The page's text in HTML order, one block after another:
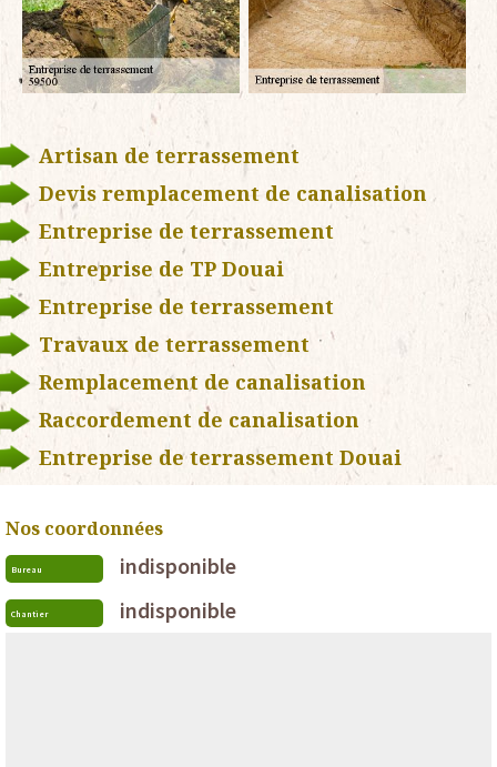
Artisan de terrassement
Devis remplacement de canalisation
Entreprise de terrassement
Entreprise de TP Douai
Entreprise de terrassement
Travaux de terrassement
Remplacement de canalisation
Raccordement de canalisation
Entreprise de terrassement Douai
Nos coordonnées
Bureau indisponible
Chantier indisponible